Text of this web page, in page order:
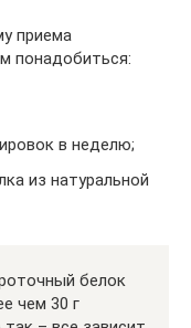
приема
понадобиться:
в неделю;
из натуральной
белок
чем 30 г